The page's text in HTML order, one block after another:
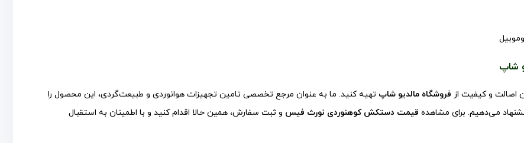
شاپ
اصالت و کیفیت از فروشگاه مالدیو شاپ تهیه کنید. ما به عنوان مرجع تخصصی تامین تجهیزات هوانوردی و طبیعت‌گردی، این محصول را
می‌دهیم. برای مشاهده قیمت دستکش کوهنوردی نورث فیس و ثبت سفارش، همین حالا اقدام کنید و با اطمینان به استقبال